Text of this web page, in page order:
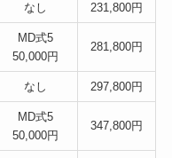
なし 231,800円
MD式5
50,000円
281,800円
なし 297,800円
MD式5
50,000円
347,800円